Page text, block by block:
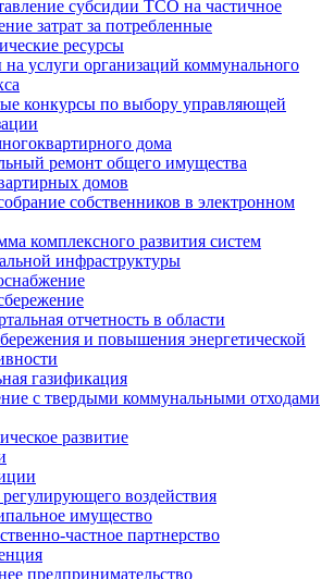
субсидии ТСО на частичное
затрат за потребленные
ресурсы
услуги организаций коммунального
конкурсы по выбору управляющей
дома
ремонт общего имущества
домов
собственников в электронном
комплексного развития систем
инфраструктуры
отчетность в области
и повышения энергетической
газификация
с твердыми коммунальными отходами
развитие
воздействия
имущество
частное партнерство
предпринимательство